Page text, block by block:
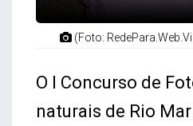
(Foto:
O I Concurso de
naturais de Rio